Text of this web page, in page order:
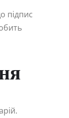
підпис